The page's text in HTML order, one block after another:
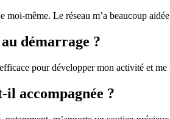
même. Le réseau m’a beaucoup
démarrage ?
pour développer mon activité et
il accompagnée ?